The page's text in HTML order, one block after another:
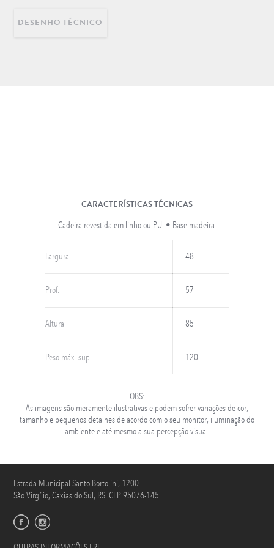
DESENHO TÉCNICO
CARACTERÍSTICAS TÉCNICAS
Cadeira revestida em linho ou PU. • Base madeira.
Largura 48
Prof. 57
Altura 85
Peso máx. sup. 120
OBS:
As imagens são meramente ilustrativas e podem sofrer variações de cor,
tamanho e pequenos detalhes de acordo com o seu monitor, iluminação do
ambiente e até mesmo a sua percepção visual.
Estrada Municipal Santo Bortolini, 1200
São Virgílio, Caxias do Sul, RS. CEP 95076-145.